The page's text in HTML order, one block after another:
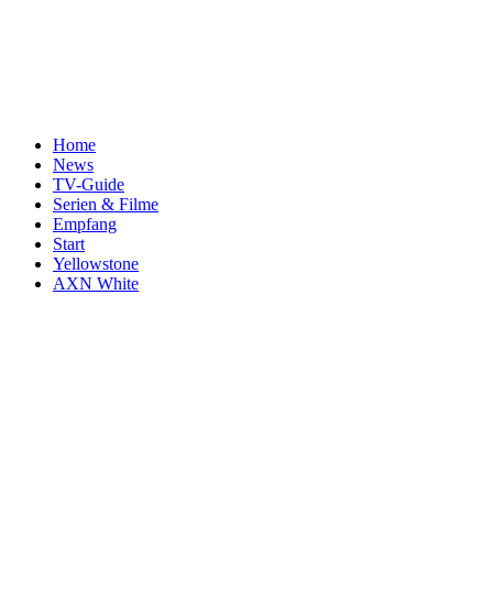
Home
News
TV-Guide
Serien & Filme
Empfang
Start
Yellowstone
AXN White